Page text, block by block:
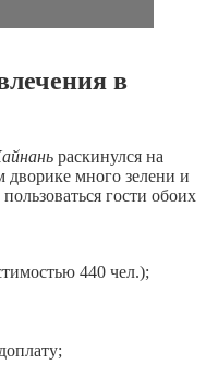
в
раскинулся на
много зелени и
гости обоих
440 чел.);